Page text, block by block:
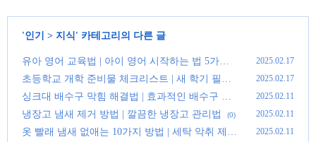
'인기 > 지식 ' 카테고리의 다른 글
유아 영어 교육법 | 아이 영어 시작하는 법 5가지 |
영어 조기 교육
(0)
2025.02.17
초등학교 개학 준비물 체크리스트 | 새 학기 필수
아이템 정리
(0)
2025.02.17
싱크대 배수구 막힘 해결법 | 효과적인 배수구 뚫
는 방법
(0)
2025.02.11
냉장고 냄새 제거 방법 | 깔끔한 냉장고 관리법 (0) 2025.02.11
옷 빨래 냄새 없애는 10가지 방법 | 세탁 악취 제거
2025.02.11